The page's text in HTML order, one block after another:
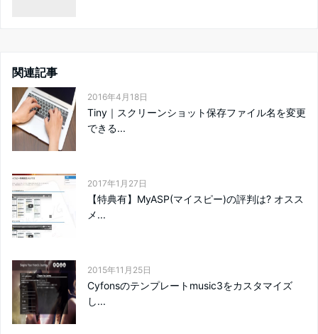
関連記事
2016年4月18日
Tiny｜スクリーンショット保存ファイル名を変更
できる...
2017年1月27日
【特典有】MyASP(マイスピー)の評判は? オスス
メ...
2015年11月25日
Cyfonsのテンプレートmusic3をカスタマイズ
し...